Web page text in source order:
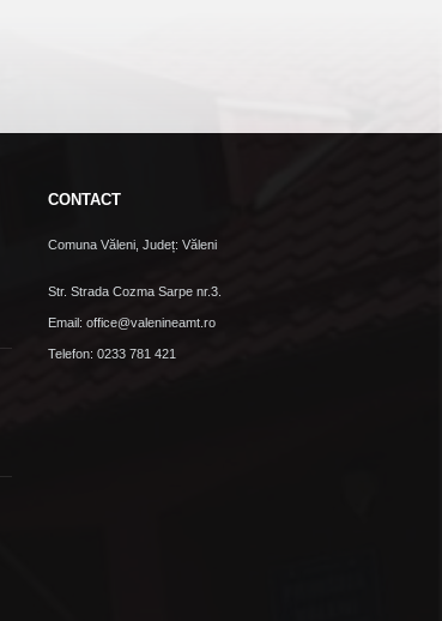
CONTACT
Comuna Văleni, Județ: Văleni
Str. Strada Cozma Sarpe nr.3.
Email: office@valenineamt.ro
Telefon: 0233 781 421